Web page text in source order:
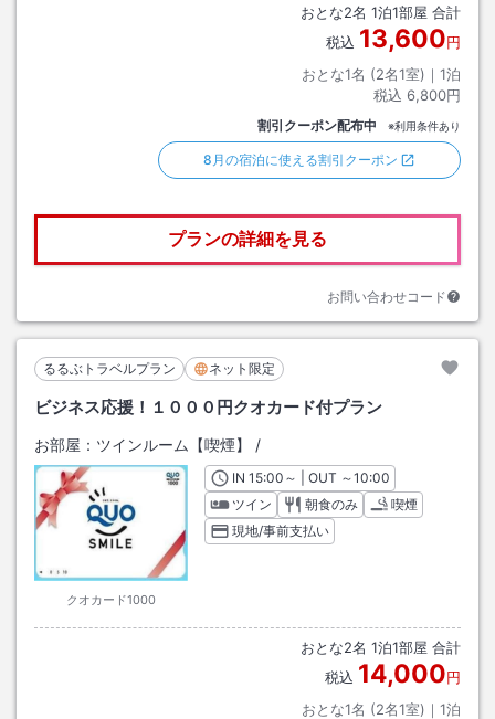
おとな2名 1泊1部屋 合計
税込 13,600円
おとな1名 (2名1室)｜ 1泊
税込 6,800円
割引クーポン配布中 ※利用条件あり
8月の宿泊に使える割引クーポン
プランの詳細を見る
お問い合わせコード
るるぶトラベルプラン ネット限定
ビジネス応援！１０００円クオカード付プラン
お部屋： ツインルーム【喫煙】 /
クオカード1000
INチェックイン
15:00 ～ | OUT チェックアウト
～10:00
ツイン
朝食のみ
喫煙
現地/事前支払い
おとな2名 1泊1部屋 合計
税込 14,000円
おとな1名 (2名1室)｜ 1泊